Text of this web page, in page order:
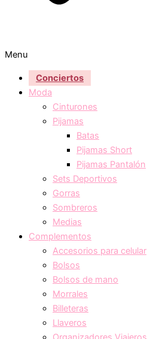
Menu
Conciertos
Moda
Cinturones
Pijamas
Batas
Pijamas Short
Pijamas Pantalón
Sets Deportivos
Gorras
Sombreros
Medias
Complementos
Accesorios para celular
Bolsos
Bolsos de mano
Morrales
Billeteras
Llaveros